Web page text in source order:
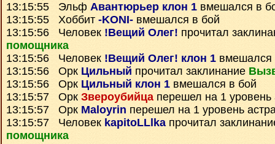
13:15:55 Эльф Авантюрьер клон 1 вмешался в
13:15:55 Хоббит -KONI- вмешался в бой
13:15:56 Человек !Вещий Олег! прочитал
помощника
13:15:56 Человек !Вещий Олег! клон 1 вмешался
13:15:56 Орк Цильный прочитал заклинание
13:15:56 Орк Цильный клон 1 вмешался в бой
13:15:57 Орк Звероубийцаперешел на 1 уровень
13:15:57 Орк Maloyrin перешел на 1 уровень
13:15:57 Человек kapitoLLlkaпрочитал
помощника